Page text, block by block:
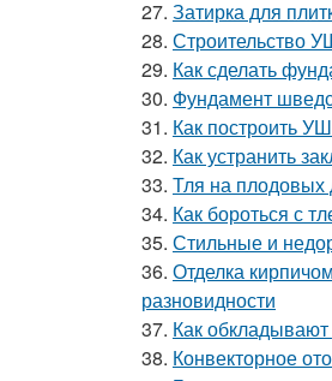
27. Затирка для
28. Строительство
29. Как сделать
30. Фундамент
31. Как построить
32. Как устранить
33. Тля на плодовых
34. Как бороться с
35. Стильные и
36. Отделка
разновидности
37. Как
38. Конвекторное